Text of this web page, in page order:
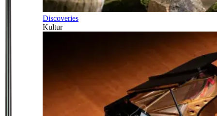
Discoveries
Kultur